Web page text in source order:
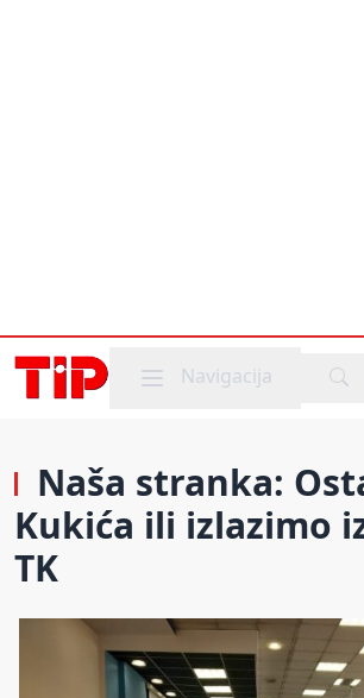
Mobile menu
Navigacija
Naša stranka:
Kukića ili izlazimo
TK